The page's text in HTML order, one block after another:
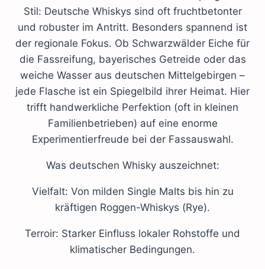
Stil: Deutsche Whiskys sind oft fruchtbetonter
und robuster im Antritt. Besonders spannend ist
der regionale Fokus. Ob Schwarzwälder Eiche für
die Fassreifung, bayerisches Getreide oder das
weiche Wasser aus deutschen Mittelgebirgen –
jede Flasche ist ein Spiegelbild ihrer Heimat. Hier
trifft handwerkliche Perfektion (oft in kleinen
Familienbetrieben) auf eine enorme
Experimentierfreude bei der Fassauswahl.
Was deutschen Whisky auszeichnet:
Vielfalt: Von milden Single Malts bis hin zu
kräftigen Roggen-Whiskys (Rye).
Terroir: Starker Einfluss lokaler Rohstoffe und
klimatischer Bedingungen.